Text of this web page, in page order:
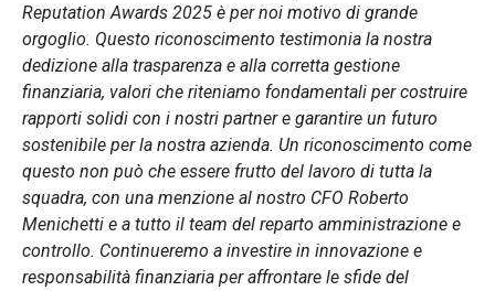
Reputation Awards 2025 è per noi motivo di grande
orgoglio. Questo riconoscimento testimonia la nostra
dedizione alla trasparenza e alla corretta gestione
finanziaria, valori che riteniamo fondamentali per costruire
rapporti solidi con i nostri partner e garantire un futuro
sostenibile per la nostra azienda. Un riconoscimento come
questo non può che essere frutto del lavoro di tutta la
squadra, con una menzione al nostro CFO Roberto
Menichetti e a tutto il team del reparto amministrazione e
controllo. Continueremo a investire in innovazione e
responsabilità finanziaria per affrontare le sfide del